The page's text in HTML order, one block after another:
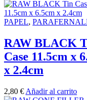
PAPEL,
RAW BLACK
Case 11.5cm x
x 2.4cm
2,80 € Añadir al carrito